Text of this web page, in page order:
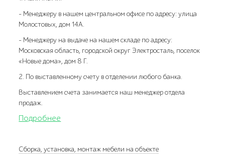
- Менеджеру в нашем центральном офисе по адресу: улица
Молостовых, дом 14А.
- Менеджеру на выдаче на нашем складе по адресу:
Московская область, городской округ Электросталь, поселок
«Новые дома», дом 8 Г.
2. По выставленному счету в отделении любого банка.
Выставлением счета занимается наш менеджер отдела
продаж.
Подробнее
Сборка, установка, монтаж мебели на объекте